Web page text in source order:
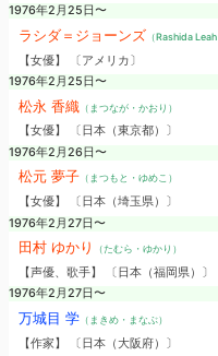
1976年2月25日〜
ラシダ＝ジョーンズ （Rashida Leah
【女優】 〔アメリカ〕
1976年2月25日〜
松永 香織（まつなが・かおり）
【女優】 〔日本（東京都）〕
1976年2月26日〜
松元 夢子（まつもと・ゆめこ）
【女優】 〔日本（埼玉県）〕
1976年2月27日〜
田村 ゆかり （たむら・ゆかり）
【声優、歌手】 〔日本（福岡県）〕
1976年2月27日〜
万城目 学（まきめ・まなぶ）
【作家】 〔日本（大阪府）〕